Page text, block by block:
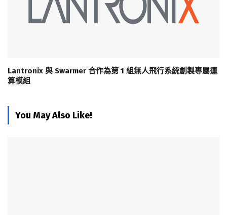
Lantronix 與 Swarmer 合作為第 1 組無人飛行系統創製專屬運
算模組
You May Also Like!